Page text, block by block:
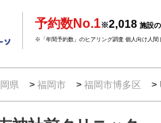
予約数No.1※2,018 施設
※「年間予約数」のヒアリング調査 個人向け人間
県 福岡市 福岡市博多区